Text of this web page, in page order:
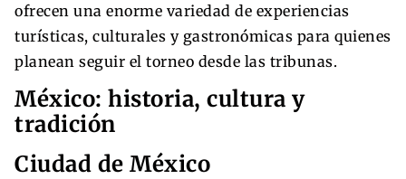
ofrecen una enorme variedad de experiencias
turísticas, culturales y gastronómicas para quienes
planean seguir el torneo desde las tribunas.
México: historia, cultura y
tradición
Ciudad de México